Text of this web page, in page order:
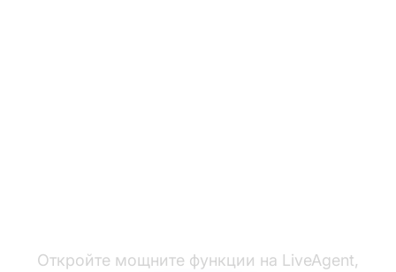
Откройте мощните функции на LiveAgent,